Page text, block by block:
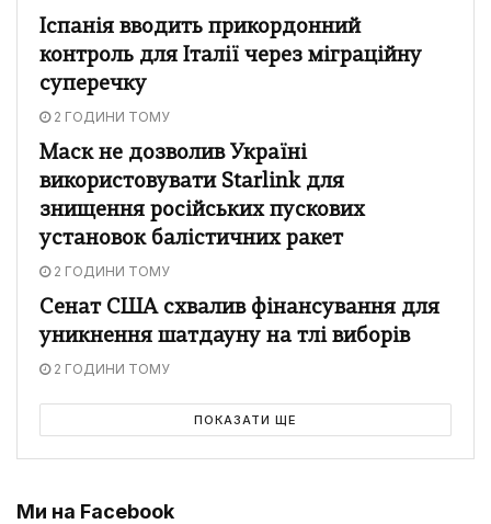
Іспанія вводить прикордонний
контроль для Італії через міграційну
суперечку
2 ГОДИНИ ТОМУ
Маск не дозволив Україні
використовувати Starlink для
знищення російських пускових
установок балістичних ракет
2 ГОДИНИ ТОМУ
Сенат США схвалив фінансування для
уникнення шатдауну на тлі виборів
2 ГОДИНИ ТОМУ
ПОКАЗАТИ ЩЕ
Ми на Facebook